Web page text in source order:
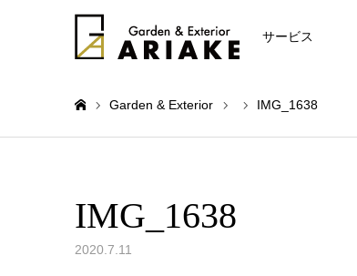
お知らせ サービス
Garden & Exterior IMG_1638
IMG_1638
2020.7.11